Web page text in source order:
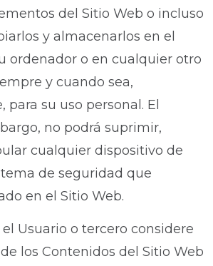
del Sitio Web o incluso
y almacenarlos en el
ordenador o en cualquier otro
y cuando sea,
su uso personal. El
no podrá suprimir,
cualquier dispositivo de
de seguridad que
en el Sitio Web.
Usuario o tercero considere
los Contenidos del Sitio Web